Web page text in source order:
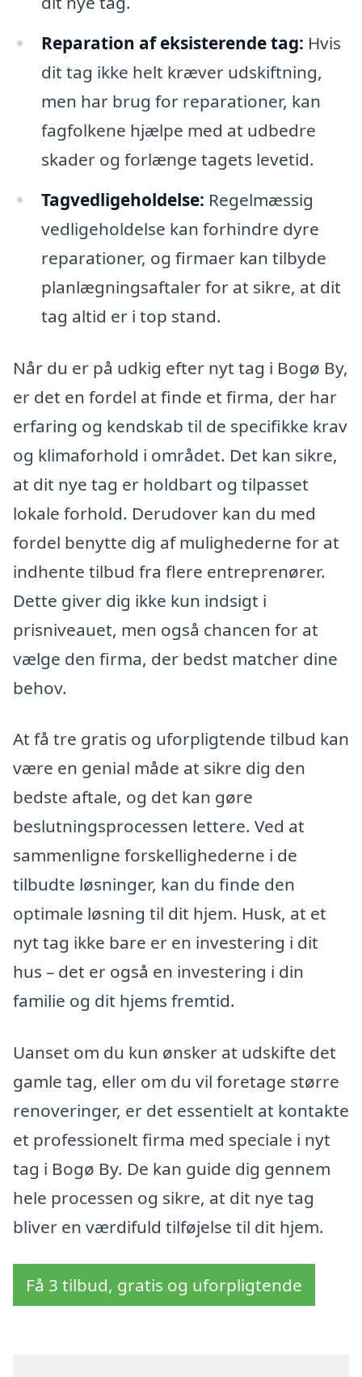
Reparation af eksisterende tag: Hvis
dit tag ikke helt kræver udskiftning,
men har brug for reparationer, kan
fagfolkene hjælpe med at udbedre
skader og forlænge tagets levetid.
Tagvedligeholdelse: Regelmæssig
vedligeholdelse kan forhindre dyre
reparationer, og firmaer kan tilbyde
planlægningsaftaler for at sikre, at dit
tag altid er i top stand.
Når du er på udkig efter nyt tag i Bogø By,
er det en fordel at finde et firma, der har
erfaring og kendskab til de specifikke krav
og klimaforhold i området. Det kan sikre,
at dit nye tag er holdbart og tilpasset
lokale forhold. Derudover kan du med
fordel benytte dig af mulighederne for at
indhente tilbud fra flere entreprenører.
Dette giver dig ikke kun indsigt i
prisniveauet, men også chancen for at
vælge den firma, der bedst matcher dine
behov.
At få tre gratis og uforpligtende tilbud kan
være en genial måde at sikre dig den
bedste aftale, og det kan gøre
beslutningsprocessen lettere. Ved at
sammenligne forskellighederne i de
tilbudte løsninger, kan du finde den
optimale løsning til dit hjem. Husk, at et
nyt tag ikke bare er en investering i dit
hus – det er også en investering i din
familie og dit hjems fremtid.
Uanset om du kun ønsker at udskifte det
gamle tag, eller om du vil foretage større
renoveringer, er det essentielt at kontakte
et professionelt firma med speciale i nyt
tag i Bogø By. De kan guide dig gennem
hele processen og sikre, at dit nye tag
bliver en værdifuld tilføjelse til dit hjem.
Få 3 tilbud, gratis og uforpligtende